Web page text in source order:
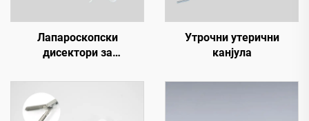
Лапароскопски
дисектори за
Утрочни утерични
канјула